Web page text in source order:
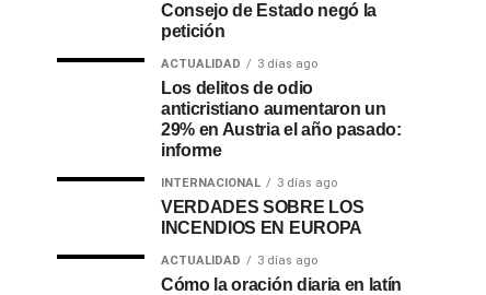
Consejo de Estado negó la
petición
ACTUALIDAD 3 días ago
Los delitos de odio
anticristiano aumentaron un
29% en Austria el año pasado:
informe
INTERNACIONAL 3 días ago
VERDADES SOBRE LOS
INCENDIOS EN EUROPA
ACTUALIDAD 3 días ago
Cómo la oración diaria en latín